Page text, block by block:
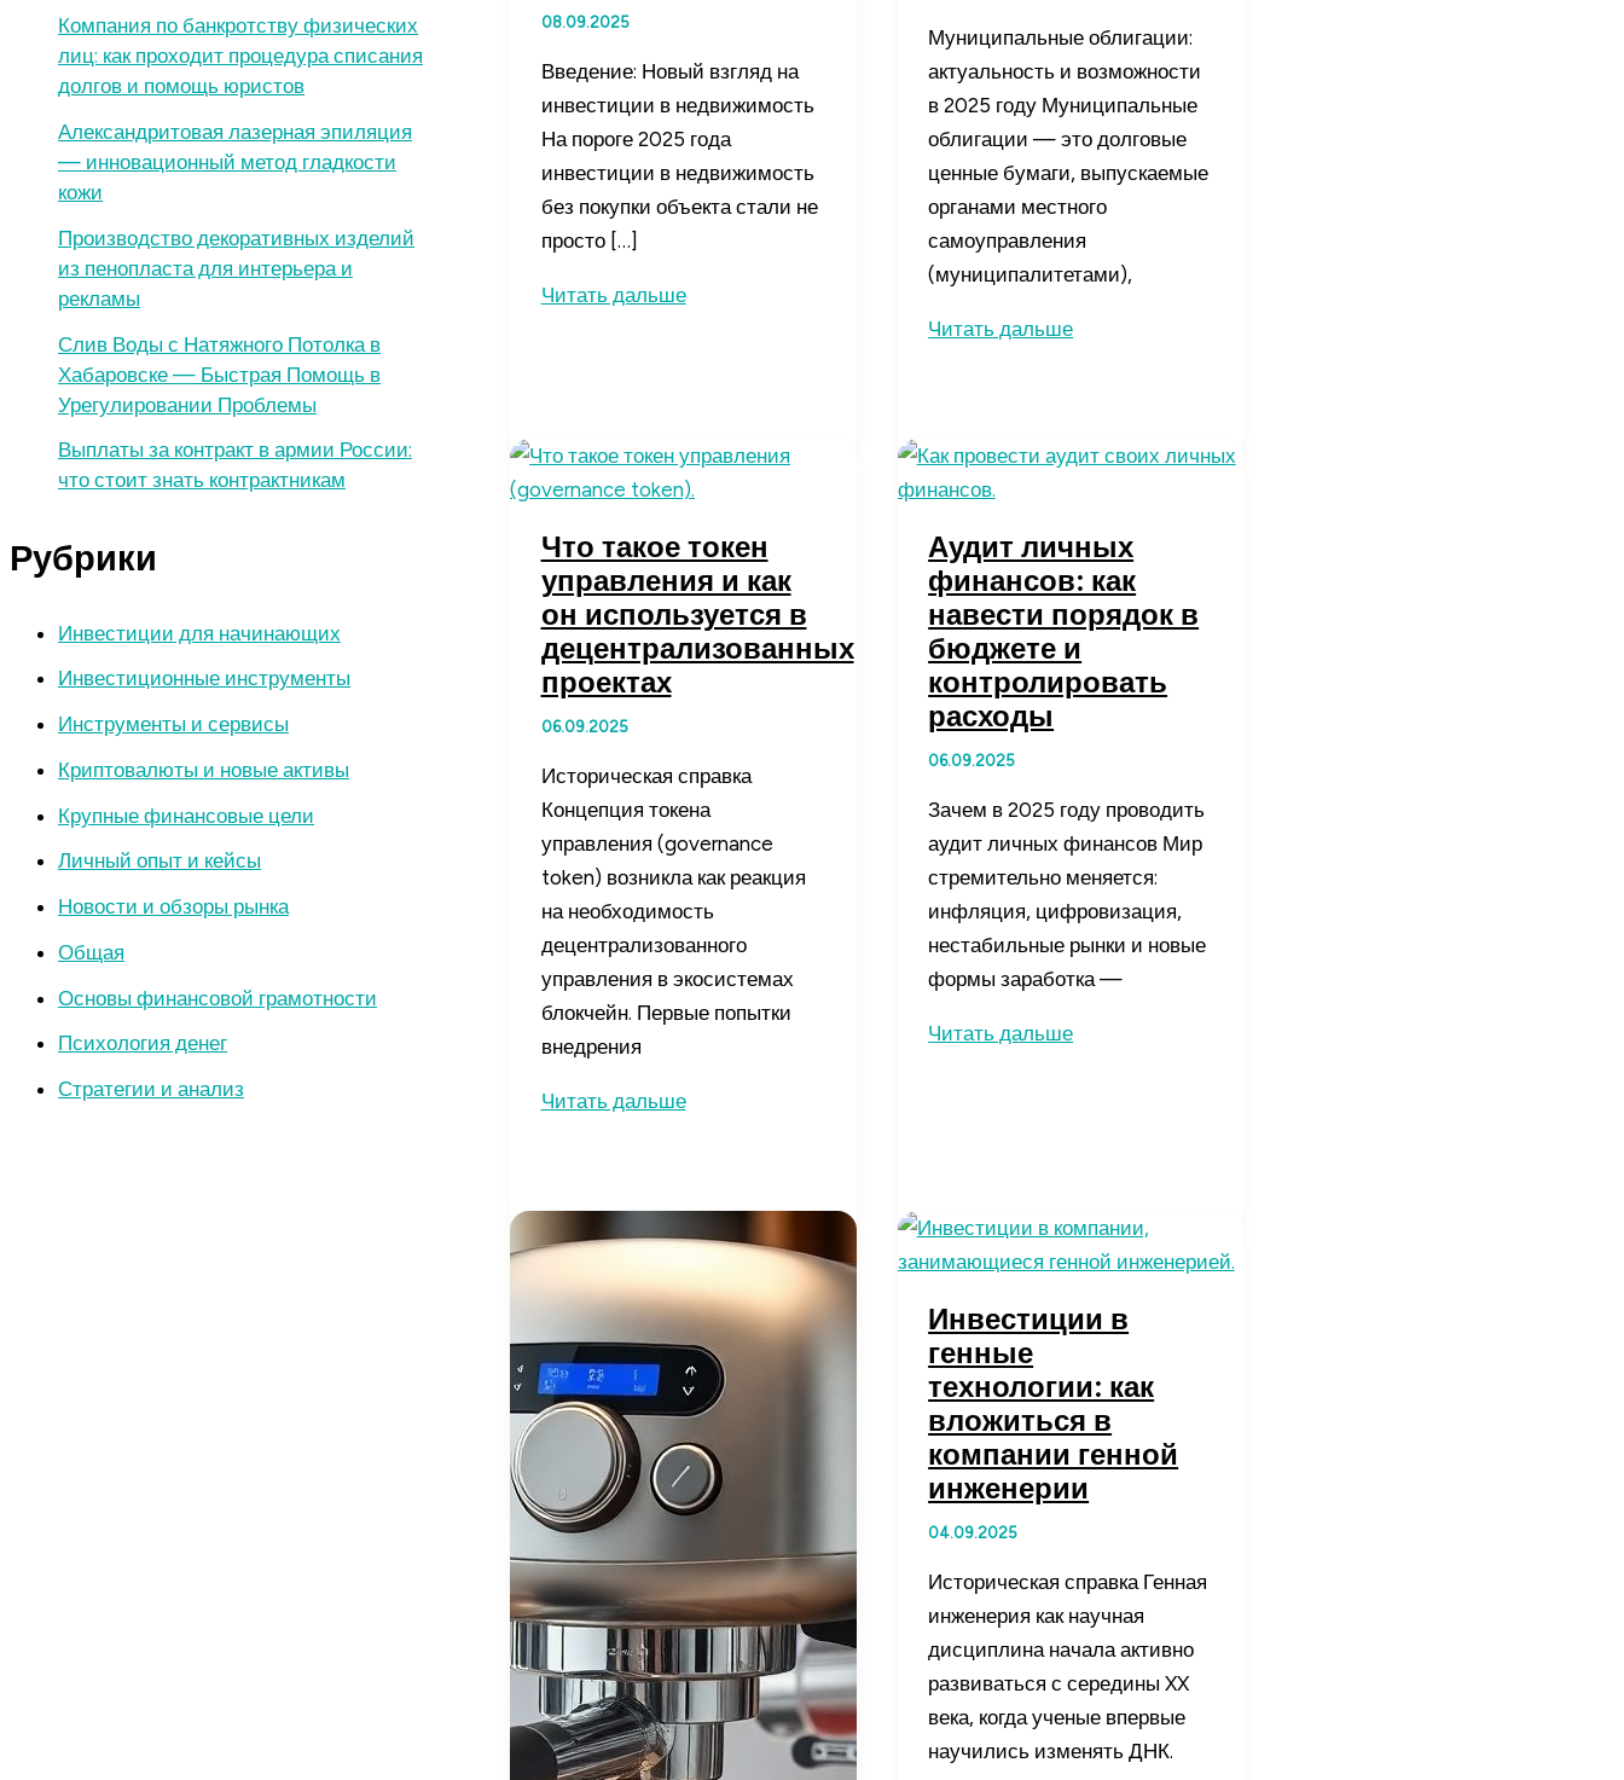
Компания по банкротству физических
лиц: как проходит процедура списания
долгов и помощь юристов
Александритовая лазерная эпиляция
— инновационный метод гладкости
кожи
Производство декоративных изделий
из пенопласта для интерьера и
рекламы
Слив Воды с Натяжного Потолка в
Хабаровске — Быстрая Помощь в
Урегулировании Проблемы
Выплаты за контракт в армии России:
что стоит знать контрактникам
Рубрики
Инвестиции для начинающих
Инвестиционные инструменты
Инструменты и сервисы
Криптовалюты и новые активы
Крупные финансовые цели
Личный опыт и кейсы
Новости и обзоры рынка
Общая
Основы финансовой грамотности
Психология денег
Стратегии и анализ
08.09.2025
Введение: Новый взгляд на
инвестиции в недвижимость
На пороге 2025 года
инвестиции в недвижимость
без покупки объекта стали не
просто […]
Пассивный
покупки
через
краудлендинг
легко
и
доступно
Читать дальше
Муниципальные облигации:
актуальность и возможности
в 2025 году Муниципальные
облигации — это долговые
ценные бумаги, выпускаемые
органами местного
самоуправления
(муниципалитетами),
Муниципальные
это
такое
и
как
они
работают
для
инвесторов
Читать дальше
Что такое токен
управления и как
он используется в
децентрализованных
проектах
06.09.2025
Историческая справка
Концепция токена
управления (governance
token) возникла как реакция
на необходимость
децентрализованного
управления в экосистемах
блокчейн. Первые попытки
внедрения
Что
он
используется
в
децентрализованных
проектах
Читать дальше
Аудит личных
финансов: как
навести порядок в
бюджете и
контролировать
расходы
06.09.2025
Зачем в 2025 году проводить
аудит личных финансов Мир
стремительно меняется:
инфляция, цифровизация,
нестабильные рынки и новые
формы заработка —
Аудит
в
бюджете
и
контролировать
расходы
Читать дальше
Инвестиции в
генные
технологии: как
вложиться в
компании генной
инженерии
04.09.2025
Историческая справка Генная
инженерия как научная
дисциплина начала активно
развиваться с середины XX
века, когда ученые впервые
научились изменять ДНК.